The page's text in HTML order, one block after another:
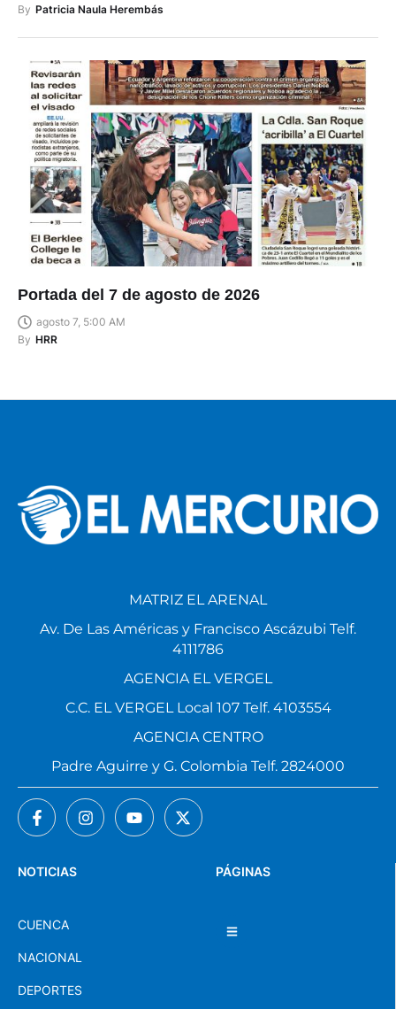
By Patricia Naula Herembás
Portada del 7 de agosto de 2026
agosto 7, 5:00 AM
By HRR
PÁGINAS
NOTICIAS
CUENCA
NACIONAL
DEPORTES
MATRIZ EL ARENAL
Av. De Las Américas y Francisco Ascázubi Telf.
4111786
AGENCIA EL VERGEL
C.C. EL VERGEL Local 107 Telf. 4103554
AGENCIA CENTRO
Padre Aguirre y G. Colombia Telf. 2824000